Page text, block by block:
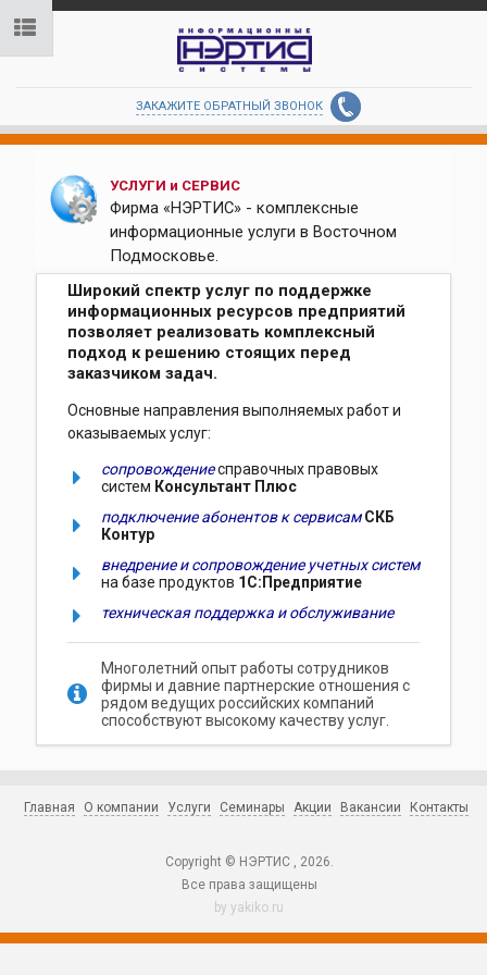
ЗАКАЖИТЕ ОБРАТНЫЙ ЗВОНОК
УСЛУГИ и СЕРВИС
Фирма «НЭРТИС» - комплексные
информационные услуги в Восточном
Подмосковье.
Широкий спектр услуг по поддержке
информационных ресурсов предприятий
позволяет реализовать комплексный
подход к решению стоящих перед
заказчиком задач.
Основные направления выполняемых работ и
оказываемых услуг:
сопровождениесправочных правовых
систем Консультант Плюс
подключение абонентов к сервисам СКБ
Контур
внедрение и сопровождение учетных систем
на базе продуктов 1С:Предприятие
техническая поддержка и обслуживание
Многолетний опыт работы сотрудников
фирмы и давние партнерские отношения с
рядом ведущих российских компаний
способствуют высокому качеству услуг.
Главная О компании Услуги Семинары Акции Вакансии Контакты
Copyright © НЭРТИС , 2026.
Все права защищены
by yakiko.ru